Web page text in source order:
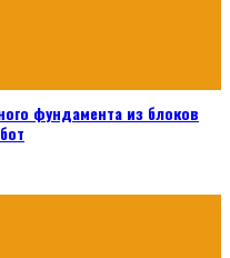
фундамента из блоков